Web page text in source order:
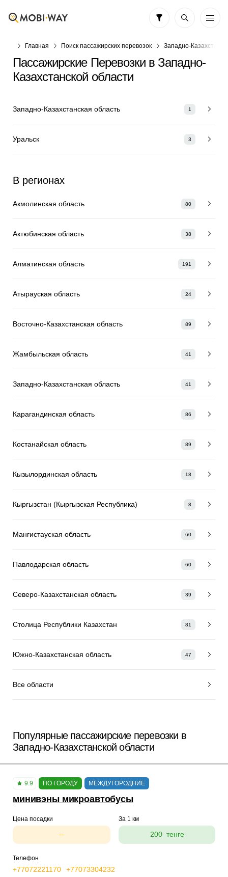
Главная Поиск пассажирских перевозок Западно-
Пассажирские Перевозки в Западно-
Казахстанской области
Западно-Казахстанская область 1
Уральск 3
В регионах
Акмолинская область 80
Актюбинская область 38
Алматинская область 191
Атырауская область 24
Восточно-Казахстанская область 89
Жамбыльская область 41
Западно-Казахстанская область 41
Карагандинская область 86
Костанайская область 89
Кызылординская область 18
Кыргызстан (Кыргызская Республика) 8
Мангистауская область 60
Павлодарская область 60
Северо-Казахстанская область 39
Столица Республики Казахстан 81
Южно-Казахстанская область 47
Все области
Популярные пассажирские перевозки в
Западно-Казахстанской области
9.9 ПО ГОРОДУ МЕЖДУГОРОДНИЕ
минивэны микроавтобусы
Цена посадки
--
За 1 км
200 тенге
Телефон
+77072221170 +77073304232